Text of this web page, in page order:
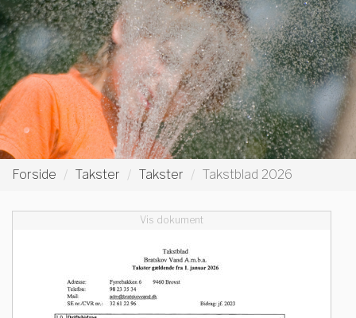
Forside Takster Takster Takstblad 2026
Vis dokument